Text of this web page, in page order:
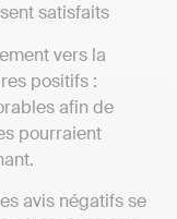
satisfaits
vers la
positifs :
afin de
pourraient
avis négatifs se